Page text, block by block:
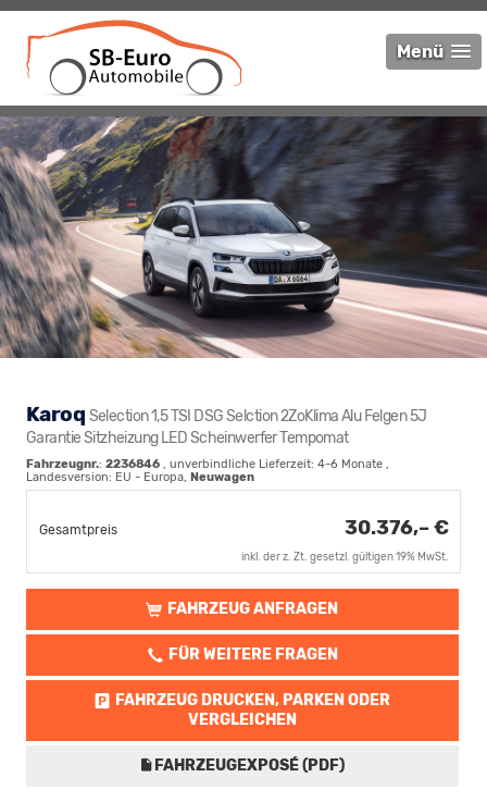
Menü
Karoq Selection 1,5 TSI DSG Selction 2ZoKlima Alu Felgen 5J
Garantie Sitzheizung LED Scheinwerfer Tempomat
Fahrzeugnr.: 2236846 , unverbindliche Lieferzeit: 4-6 Monate ,
Landesversion: EU - Europa, Neuwagen
Gesamtpreis 30.376,– €
inkl. der z. Zt. gesetzl. gültigen 19% MwSt.
FAHRZEUG ANFRAGEN
FÜR WEITERE FRAGEN
FAHRZEUG DRUCKEN, PARKEN ODER
VERGLEICHEN
FAHRZEUGEXPOSÉ (PDF)